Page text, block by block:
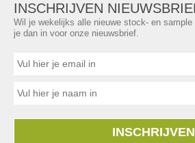
INSCHRIJVEN
Wil je wekelijks alle nieuwe stock- en
je dan in voor onze nieuwsbrief.
INSCHRIJVEN